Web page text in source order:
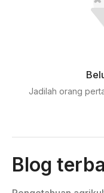
Jadilah orang
Blog